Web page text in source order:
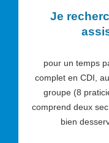
Je
pour un temps
complet en CDI,
groupe (8
comprend deux
bien